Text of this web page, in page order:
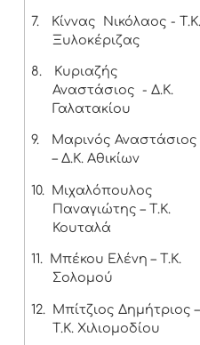
7.
Κίννας Νικόλαος -
Ξυλοκέριζας
8.
Κυριαζής
Αναστάσιος - Δ.Κ.
Γαλατακίου
9.
Μαρινός Αναστάσιος
– Δ.Κ. Αθικίων
10.
Μιχαλόπουλος
Παναγιώτης – Τ.Κ.
Κουταλά
11.
Μπέκου Ελένη – Τ.Κ.
Σολομού
12.
Μπίτζιος Δημήτριος –
Τ.Κ. Χιλιομοδίου